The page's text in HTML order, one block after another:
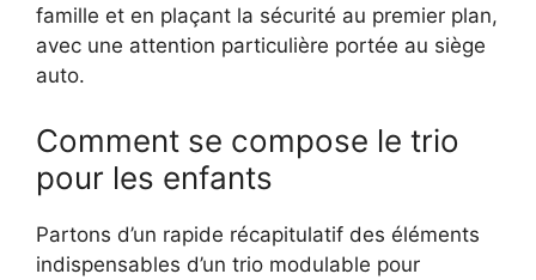
famille et en plaçant la sécurité au premier plan,
avec une attention particulière portée au siège
auto.
Comment se compose le trio
pour les enfants
Partons d’un rapide récapitulatif des éléments
indispensables d’un trio modulable pour